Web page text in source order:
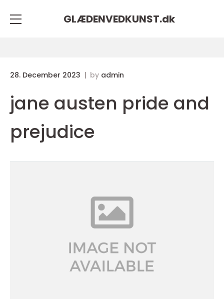
GLÆDENVEDKUNST.dk
28. December 2023 by admin
jane austen pride and
prejudice